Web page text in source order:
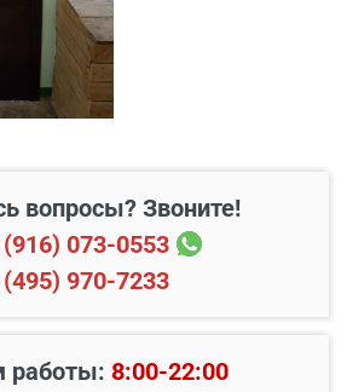
него
Бесплатно*
МКАД 45 руб./км
вопросы? Звоните!
(916) 073-0553
(495) 970-7233
работы: 8:00-22:00